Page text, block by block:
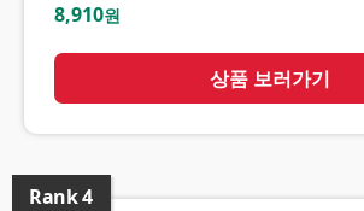
8,910원
상품 보러가기
Rank4